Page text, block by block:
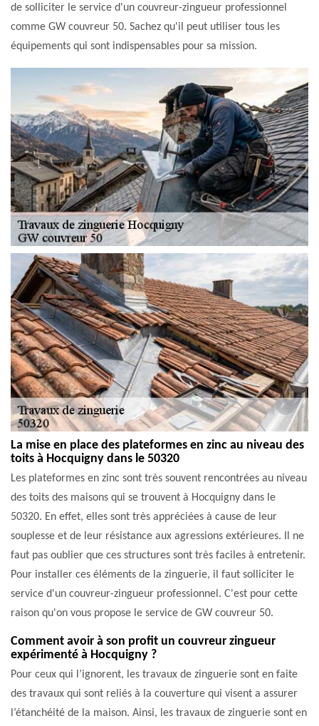
de solliciter le service d'un couvreur-zingueur professionnel
comme GW couvreur 50. Sachez qu'il peut utiliser tous les
équipements qui sont indispensables pour sa mission.
La mise en place des plateformes en zinc au niveau des
toits à Hocquigny dans le 50320
Les plateformes en zinc sont très souvent rencontrées au niveau
des toits des maisons qui se trouvent à Hocquigny dans le
50320. En effet, elles sont très appréciées à cause de leur
souplesse et de leur résistance aux agressions extérieures. Il ne
faut pas oublier que ces structures sont très faciles à entretenir.
Pour installer ces éléments de la zinguerie, il faut solliciter le
service d'un couvreur-zingueur professionnel. C'est pour cette
raison qu'on vous propose le service de GW couvreur 50.
Comment avoir à son profit un couvreur zingueur
expérimenté à Hocquigny ?
Pour ceux qui l’ignorent, les travaux de zinguerie sont en faite
des travaux qui sont reliés à la couverture qui visent a assurer
l’étanchéité de la maison. Ainsi, les travaux de zinguerie sont en